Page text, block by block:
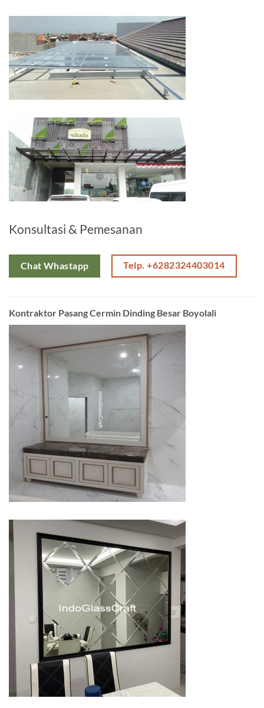
Konsultasi & Pemesanan
Chat Whastapp Telp. +6282324403014
Kontraktor Pasang Cermin Dinding Besar Boyolali